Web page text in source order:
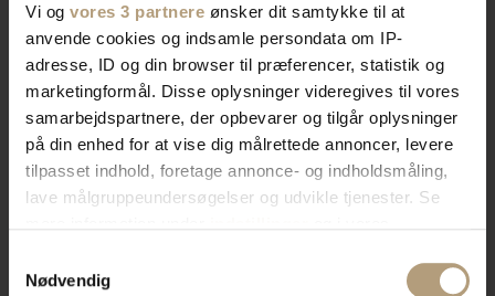
Vi og vores 3 partnere ønsker dit samtykke til at
anvende cookies og indsamle persondata om IP-
adresse, ID og din browser til præferencer, statistik og
marketingformål. Disse oplysninger videregives til vores
samarbejdspartnere, der opbevarer og tilgår oplysninger
på din enhed for at vise dig målrettede annoncer, levere
tilpasset indhold, foretage annonce- og indholdsmåling,
lave målgruppeundersøgelser og udvikle tjenester. Se
tilbage eller ændre indstillinger fra vores
Nødvendig
Vores brede sortiment forvandler dit rum med stil og
funktionalitet. Find tidløst design, æstetik, eller
farverigt interiør. Vi har skænke, TV-borde, bordben,
og mere, der afspejler din stil. Vores produkter
kombinerer skønhed og praktik for et hjem der
imponerer. Skab rummet du drømmer om med os.